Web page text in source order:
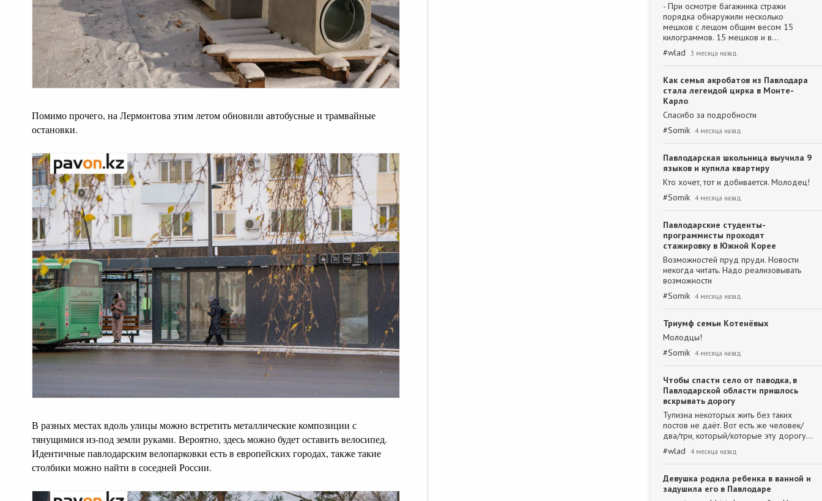
Помимо прочего, на Лермонтова этим летом обновили автобусные и трамвайные
остановки.
В разных местах вдоль улицы можно встретить металлические композиции с
тянущимися из-под земли руками. Вероятно, здесь можно будет оставить велосипед.
Идентичные павлодарским велопарковки есть в европейских городах, также такие
столбики можно найти в соседней России.
- При осмотре багажника стражи
порядка обнаружили несколько
мешков с лещом общим весом 15
килограммов. 15 мешков и в…
#wlad 3 месяца назад
Как семья акробатов из Павлодара
стала легендой цирка в Монте-
Карло
Спасибо за подробности
#Somik 4 месяца назад
Павлодарская школьница выучила 9
языков и купила квартиру
Кто хочет, тот и добивается. Молодец!
#Somik 4 месяца назад
Павлодарские студенты-
программисты проходят
стажировку в Южной Корее
Возможностей пруд пруди. Новости
некогда читать. Надо реализовывать
возможности
#Somik 4 месяца назад
Триумф семьи Котенёвых
Молодцы!
#Somik 4 месяца назад
Чтобы спасти село от паводка, в
Павлодарской области пришлось
вскрывать дорогу
Тупизна некоторых жить без таких
постов не даёт. Вот есть же человек/
два/три, который/которые эту дорогу…
#wlad 4 месяца назад
Девушка родила ребенка в ванной и
задушила его в Павлодаре